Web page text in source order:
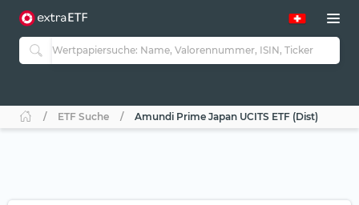
ETF Suche Amundi Prime Japan UCITS ETF (Dist)